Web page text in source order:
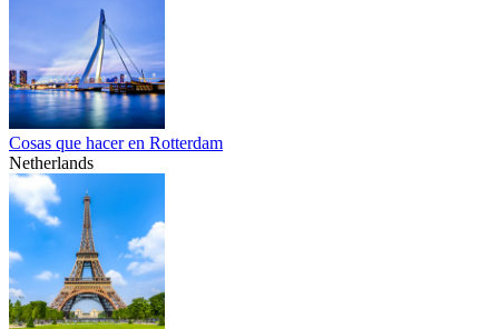
Cosas que hacer en Rotterdam
Netherlands